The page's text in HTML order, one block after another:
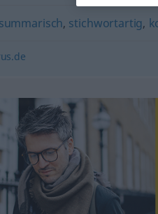
summarisch, stichwortartig,